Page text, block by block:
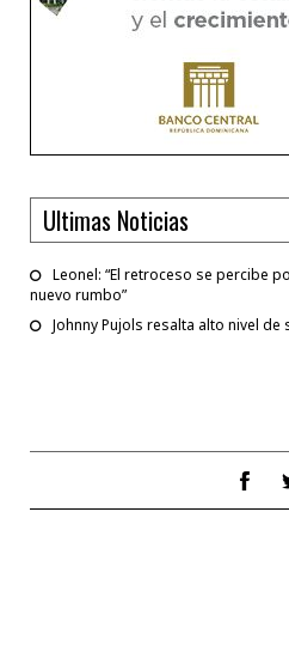
Ultimas Noticias
Leonel: “El retroceso se percibe
nuevo rumbo”
Johnny Pujols resalta alto nivel de